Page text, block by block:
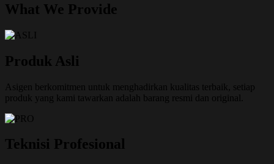
What We Provide
Produk Asli
Asigen berkomitmen untuk menghadirkan kualitas terbaik, setiap
produk yang kami tawarkan adalah barang resmi dan original.
Teknisi Profesional